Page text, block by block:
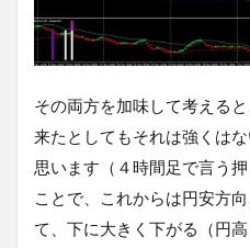
その両方を加味して考える
来たとしてもそれは強くは
思います（４時間足で言う
ことで、これからは円安方
て、下に大きく下がる（円